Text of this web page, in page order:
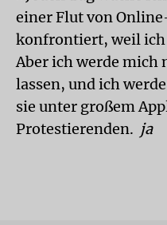
einer Flut von
konfrontiert, weil ich
Aber ich werde mich
lassen, und ich
sie unter großem
Protestierenden. ja